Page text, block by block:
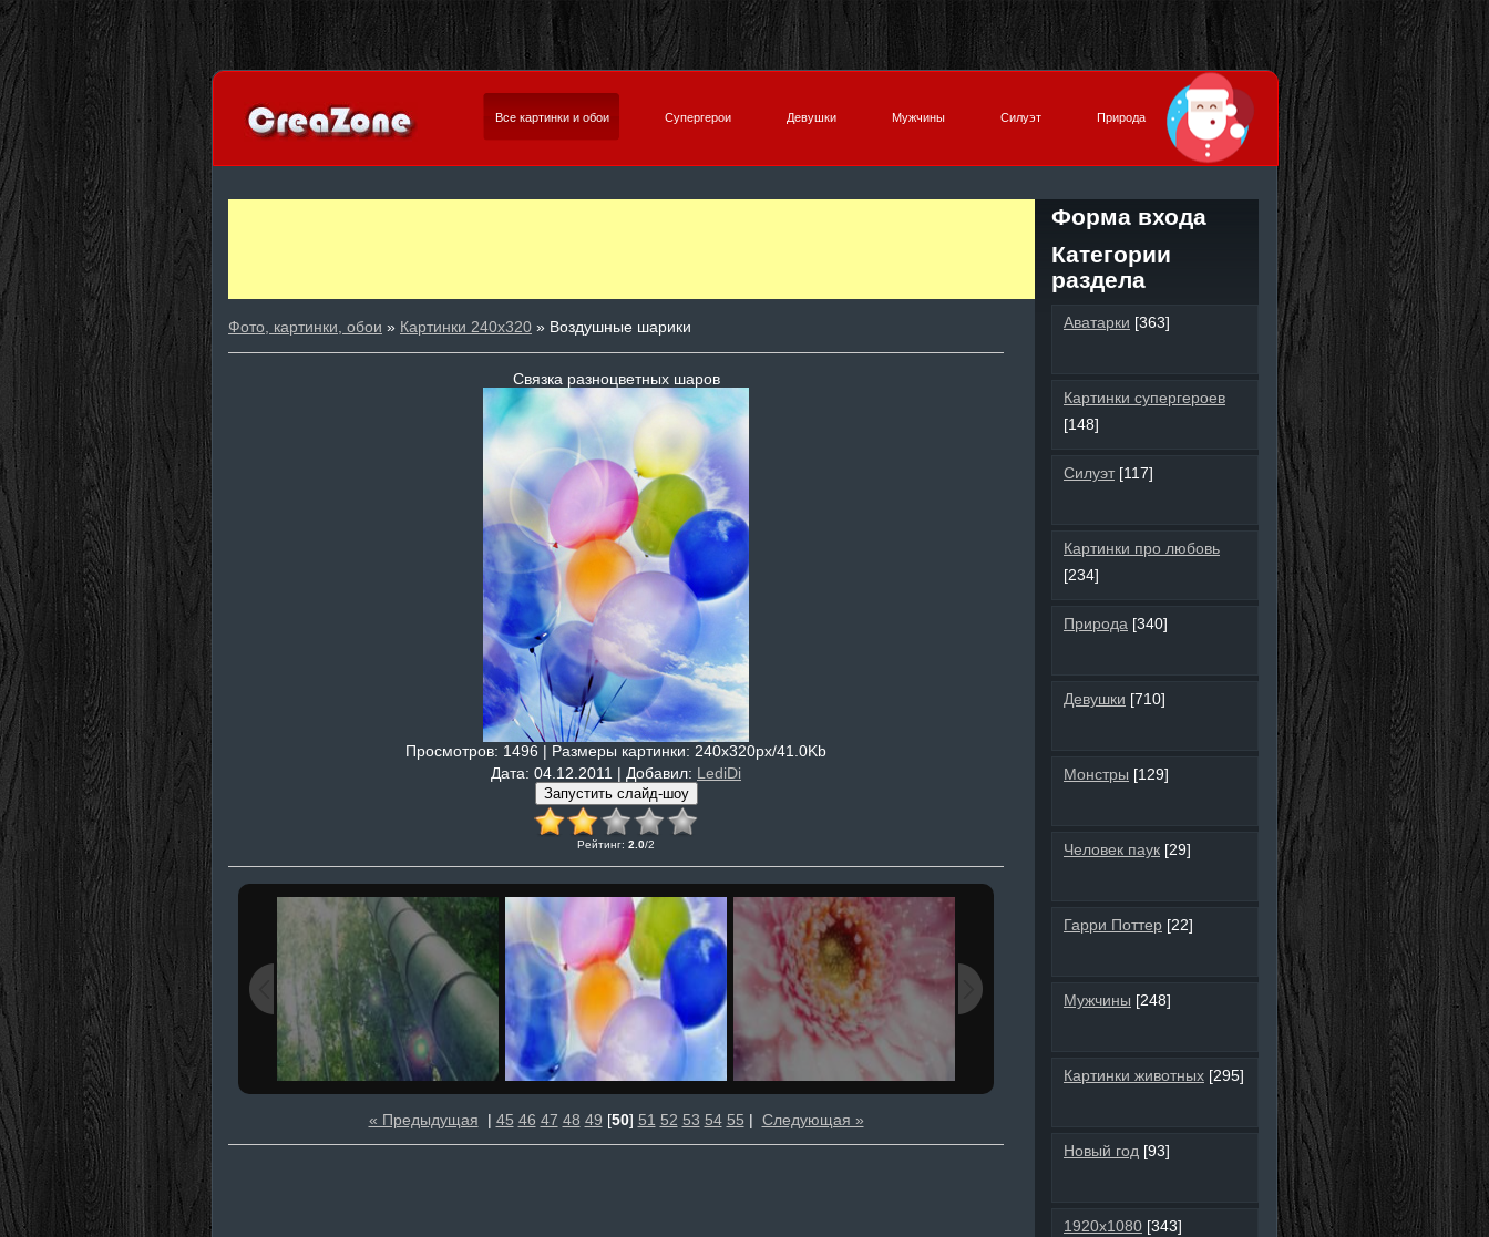
Все картинки и обои Супергерои Девушки Мужчины Силуэт Природа
Фото, картинки, обои » Картинки 240х320 » Воздушные шарики
Связка разноцветных шаров
Просмотров: 1496 | Размеры картинки: 240x320px/41.0Kb
Дата: 04.12.2011 | Добавил: LediDi
Рейтинг: 2.0/2
« Предыдущая | 45 46 47 48 49 [50] 51 52 53 54 55 | Следующая »
Форма входа
Категории
раздела
Аватарки [363]
Картинки супергероев
[148]
Силуэт [117]
Картинки про любовь
[234]
Природа [340]
Девушки [710]
Монстры [129]
Человек паук [29]
Гарри Поттер [22]
Мужчины [248]
Картинки животных [295]
Новый год [93]
1920х1080 [343]